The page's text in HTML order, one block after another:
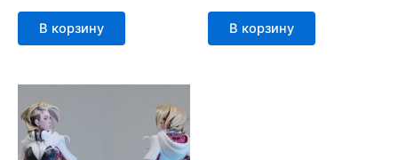
В корзину В корзину